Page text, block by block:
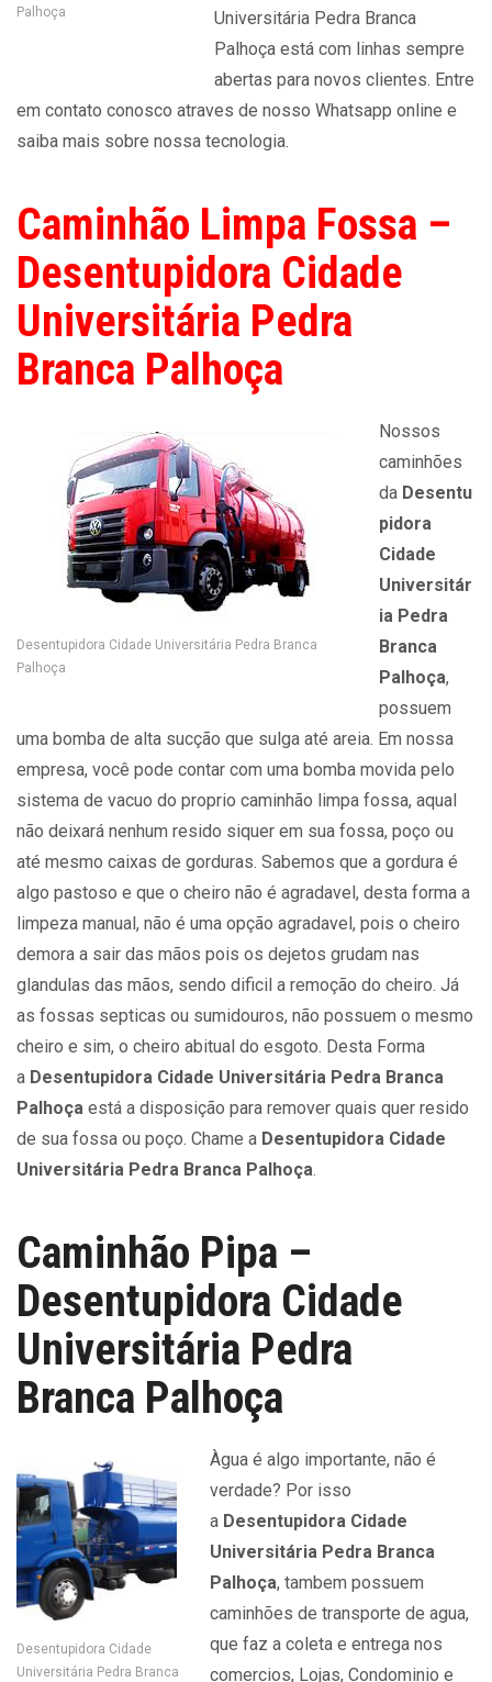
Palhoça
Universitária Pedra Branca
Palhoça está com linhas sempre
abertas para novos clientes. Entre
em contato conosco atraves de nosso Whatsapp online e
saiba mais sobre nossa tecnologia.
Caminhão Limpa Fossa –
Desentupidora Cidade
Universitária Pedra
Branca Palhoça
Desentupidora Cidade Universitária Pedra Branca
Palhoça
Nossos
caminhões
da Desentu
pidora
Cidade
Universitár
ia Pedra
Branca
Palhoça,
possuem
uma bomba de alta sucção que sulga até areia. Em nossa
empresa, você pode contar com uma bomba movida pelo
sistema de vacuo do proprio caminhão limpa fossa, aqual
não deixará nenhum resido siquer em sua fossa, poço ou
até mesmo caixas de gorduras. Sabemos que a gordura é
algo pastoso e que o cheiro não é agradavel, desta forma a
limpeza manual, não é uma opção agradavel, pois o cheiro
demora a sair das mãos pois os dejetos grudam nas
glandulas das mãos, sendo dificil a remoção do cheiro. Já
as fossas septicas ou sumidouros, não possuem o mesmo
cheiro e sim, o cheiro abitual do esgoto. Desta Forma
a Desentupidora Cidade Universitária Pedra Branca
Palhoça está a disposição para remover quais quer resido
de sua fossa ou poço. Chame a Desentupidora Cidade
Universitária Pedra Branca Palhoça.
Caminhão Pipa –
Desentupidora Cidade
Universitária Pedra
Branca Palhoça
Desentupidora Cidade
Universitária Pedra Branca
Àgua é algo importante, não é
verdade? Por isso
a Desentupidora Cidade
Universitária Pedra Branca
Palhoça, tambem possuem
caminhões de transporte de agua,
que faz a coleta e entrega nos
comercios, Lojas, Condominio e